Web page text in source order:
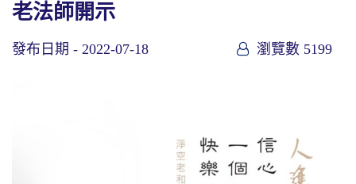
老法師開示
發布日期 - 2022-07-18 瀏覽數 5199